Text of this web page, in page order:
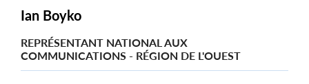
Ian Boyko
REPRÉSENTANT NATIONAL AUX
COMMUNICATIONS - RÉGION DE L'OUEST